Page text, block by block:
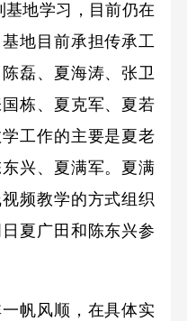
基地学习，目前仍在
地目前承担传承工
磊、夏海涛、张卫
栋、夏克军、夏若
工作的主要是夏老
兴、夏满军。夏满
频教学的方式组织
夏广田和陈东兴参
帆风顺，在具体实